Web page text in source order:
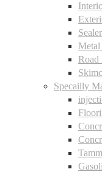
Road
Specailly